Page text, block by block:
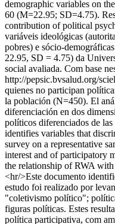
demographic variables on
60 (M=22.95; SD=4.75).
contribution of political
variáveis ideológicas
pobres) e sócio-
22.95, SD = 4.75) da
social avaliada. Com base
http://pepsic.bvsalud.org/
quienes no participan
la población (N=450). El
diferenciación en dos
políticos diferenciados de
identifies variables that
survey on a representative
interest and of participatory
the relationship of RWA
<hr/>Este documento
estudo foi realizado por
"coletivismo político";
figuras políticas. Estes
política participativa, com